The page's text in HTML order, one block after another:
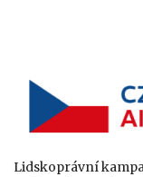
Lidskoprávní